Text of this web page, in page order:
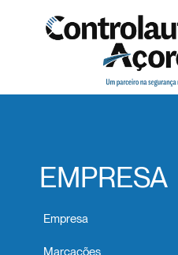
EMPRESA
Empresa
Marcações